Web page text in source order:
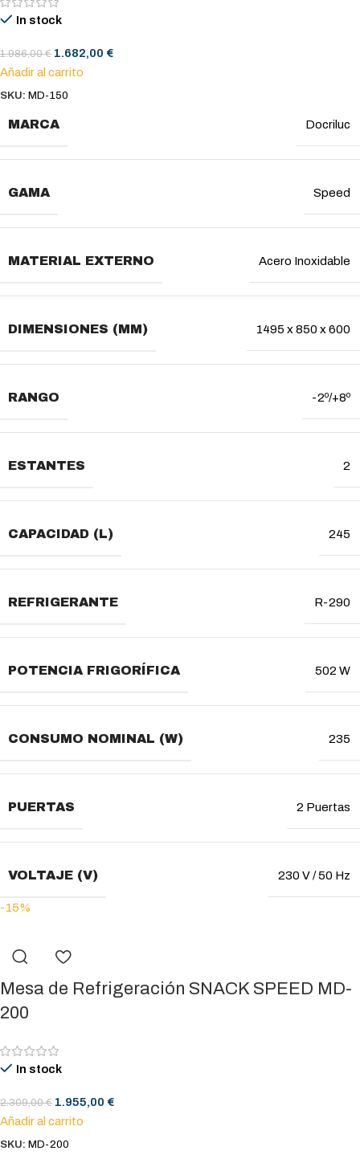
In stock
1.986,00€ 1.682,00 €
Añadir al carrito
SKU: MD-150
MARCA Docriluc
GAMA Speed
MATERIAL EXTERNO Acero Inoxidable
DIMENSIONES (MM) 1495 x 850 x 600
RANGO -2º/+8º
ESTANTES 2
CAPACIDAD (L) 245
REFRIGERANTE R-290
POTENCIA FRIGORÍFICA 502 W
CONSUMO NOMINAL (W) 235
PUERTAS 2 Puertas
VOLTAJE (V) 230 V / 50 Hz
-15%
Mesa de Refrigeración SNACK SPEED MD-
200
In stock
2.309,00€ 1.955,00 €
Añadir al carrito
SKU: MD-200